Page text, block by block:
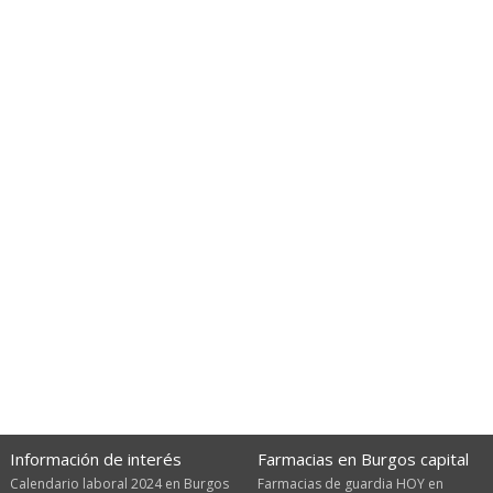
Información de interés
Calendario laboral 2024 en Burgos
Farmacias en Burgos capital
Farmacias de guardia HOY en